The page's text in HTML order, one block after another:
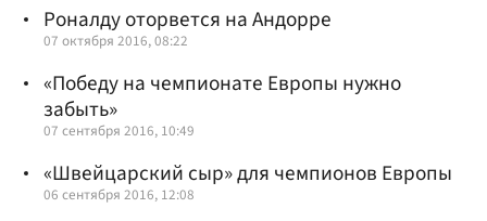
Роналду оторвется на Андорре
07 октября 2016, 08:22
«Победу на чемпионате Европы нужно
забыть»
07 сентября 2016, 10:49
«Швейцарский сыр» для чемпионов Европы
06 сентября 2016, 12:08